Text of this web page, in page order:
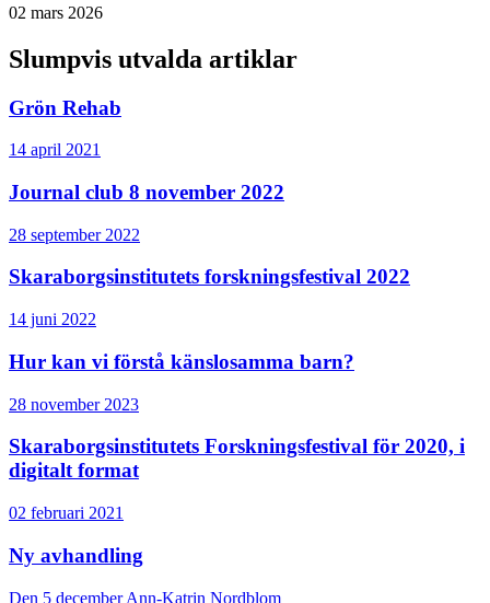
02 mars 2026
Slumpvis utvalda artiklar
Grön Rehab
14 april 2021
Journal club 8 november 2022
28 september 2022
Skaraborgsinstitutets forskningsfestival 2022
14 juni 2022
Hur kan vi förstå känslosamma barn?
28 november 2023
Skaraborgsinstitutets Forskningsfestival för 2020, i
digitalt format
02 februari 2021
Ny avhandling
Den 5 december Ann-Katrin Nordblom